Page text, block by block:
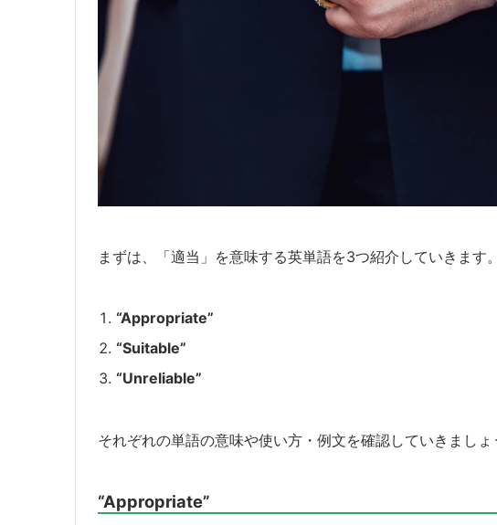
まずは、「適当」を意味する英単語を3つ紹介していきます。
“Appropriate”
“Suitable”
“Unreliable”
それぞれの単語の意味や使い方・例文を確認していきましょ
“Appropriate”